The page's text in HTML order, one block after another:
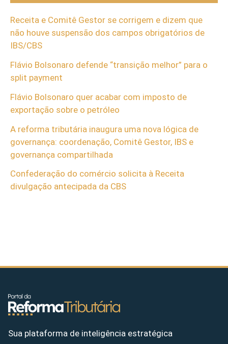
Receita e Comitê Gestor se corrigem e dizem que
não houve suspensão dos campos obrigatórios de
IBS/CBS
Flávio Bolsonaro defende “transição melhor” para o
split payment
Flávio Bolsonaro quer acabar com imposto de
exportação sobre o petróleo
A reforma tributária inaugura uma nova lógica de
governança: coordenação, Comitê Gestor, IBS e
governança compartilhada
Confederação do comércio solicita à Receita
divulgação antecipada da CBS
Sua plataforma de inteligência estratégica